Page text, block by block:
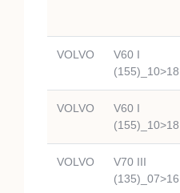
VOLVO
V60 I
(155)_10>18
VOLVO
V60 I
(155)_10>18
VOLVO
V70 III
(135)_07>16